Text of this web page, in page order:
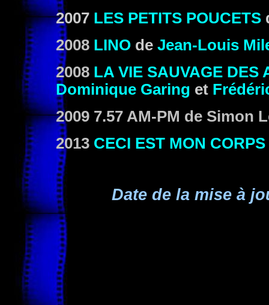
2007 LES PETITS POUCETS
2008 LINO de Jean-Louis
2008 LA VIE SAUVAGE DES
Dominique Garing et
2009 7.57 AM-PM de Simon
2013 CECI EST MON CORPS
Date de la mise à